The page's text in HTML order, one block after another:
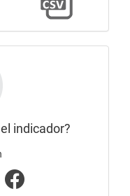
indicador?